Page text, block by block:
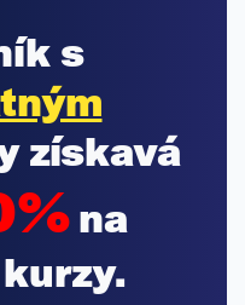
s
získavá
na